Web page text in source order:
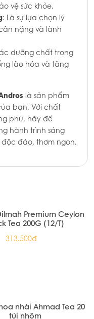
vệ sức khỏe.
: Là sự lựa chọn lý
nặng và lành
dưỡng chất trong
lão hóa và tăng
là sản phẩm
bạn. Với chất
phú, hãy để
hành trình sáng
đáo, thơm ngon.